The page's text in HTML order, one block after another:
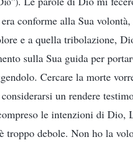
conforme alla Sua
e a quella tribolazione,
sulla Sua guida per
Cercare la morte
un rendere
le intenzioni di Dio,
troppo debole. Non ho la